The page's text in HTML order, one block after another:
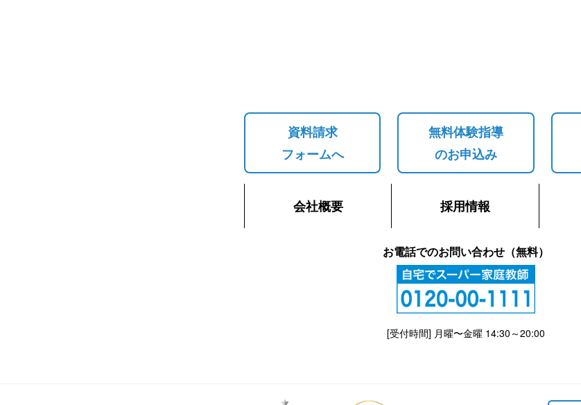
資料請求
フォームへ
無料体験指導
のお申込み
会社概要 採用情報
お電話でのお問い合わせ（無料）
[受付時間] 月曜〜金曜 14:30～20:00